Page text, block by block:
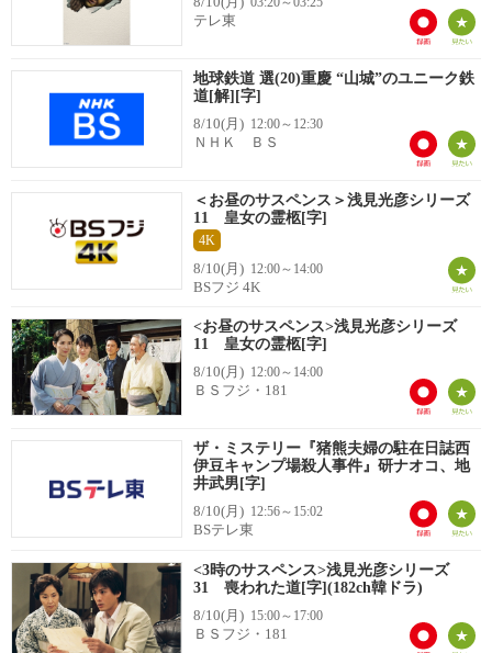
テレ東
地球鉄道 選(20)重慶 “山城”のユニーク鉄
道[解][字]
8/10(月) 12:00～12:30
ＮＨＫ ＢＳ
＜お昼のサスペンス＞浅見光彦シリーズ
11 皇女の霊柩[字]
4K
8/10(月) 12:00～14:00
BSフジ 4K
<お昼のサスペンス>浅見光彦シリーズ
11 皇女の霊柩[字]
8/10(月) 12:00～14:00
ＢＳフジ・181
ザ・ミステリー『猪熊夫婦の駐在日誌西
伊豆キャンプ場殺人事件』研ナオコ、地
井武男[字]
8/10(月) 12:56～15:02
BSテレ東
<3時のサスペンス>浅見光彦シリーズ
31 喪われた道[字](182ch韓ドラ)
8/10(月) 15:00～17:00
ＢＳフジ・181